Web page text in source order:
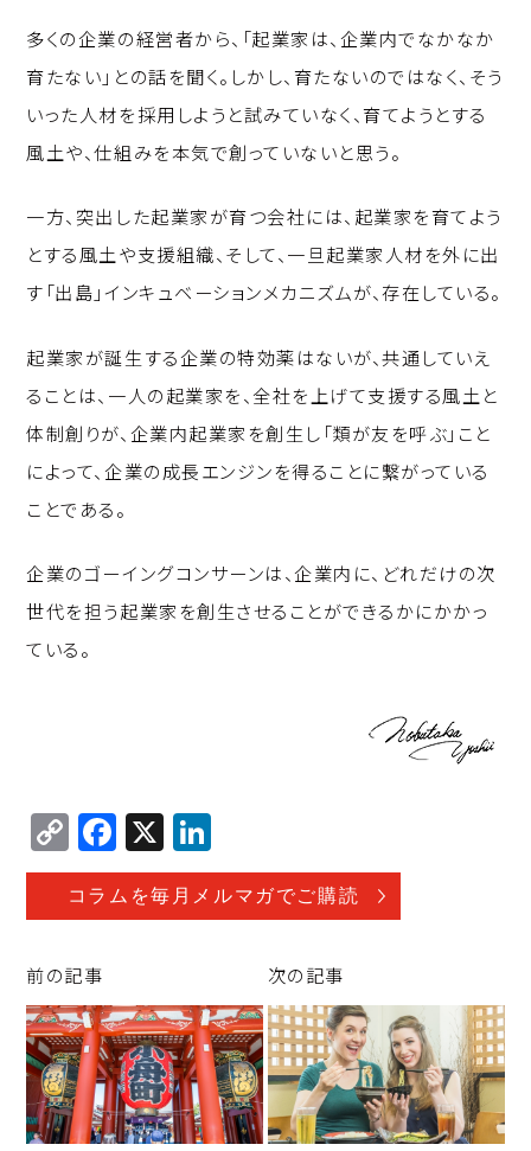
多くの企業の経営者から、「起業家は、企業内でなかなか
育たない」との話を聞く。しかし、育たないのではなく、そう
いった人材を採用しようと試みていなく、育てようとする
風土や、仕組みを本気で創っていないと思う。
一方、突出した起業家が育つ会社には、起業家を育てよう
とする風土や支援組織、そして、一旦起業家人材を外に出
す「出島」インキュベーションメカニズムが、存在している。
起業家が誕生する企業の特効薬はないが、共通していえ
ることは、一人の起業家を、全社を上げて支援する風土と
体制創りが、企業内起業家を創生し「類が友を呼ぶ」こと
によって、企業の成長エンジンを得ることに繋がっている
ことである。
企業のゴーイングコンサーンは、企業内に、どれだけの次
世代を担う起業家を創生させることができるかにかかっ
ている。
C
o
p
Li
n
k
F
a
c
o
o
k
X
n
k
I
n
コラムを毎月メルマガでご購読
前の記事 次の記事